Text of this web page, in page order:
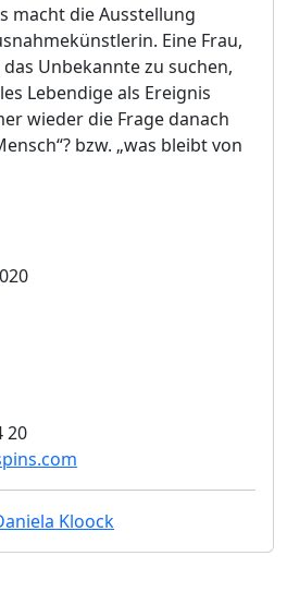
macht die Ausstellung
Eine Frau,
Unbekannte zu suchen,
Lebendige als Ereignis
wieder die Frage danach
bzw. „was bleibt von
20
Kloock